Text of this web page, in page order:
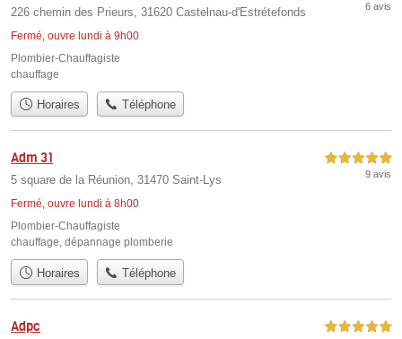
226 chemin des Prieurs, 31620 Castelnau-d'Estrétefonds
Fermé, ouvre lundi à 9h00
6 avis
Plombier-Chauffagiste
chauffage
Horaires Téléphone
Adm 31
5 square de la Réunion, 31470 Saint-Lys
Fermé, ouvre lundi à 8h00
5,0 étoiles sur 5
9 avis
Plombier-Chauffagiste
chauffage, dépannage plomberie
Horaires Téléphone
Adpc 5,0 étoiles sur 5